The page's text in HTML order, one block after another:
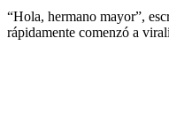
“Hola, hermano mayor”,
rápidamente comenzó a